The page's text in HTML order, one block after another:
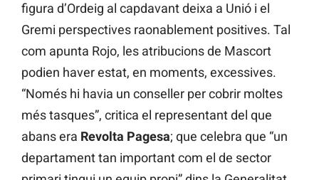
figura d’Ordeig al capdavant deixa a Unió i el
Gremi perspectives raonablement positives. Tal
com apunta Rojo, les atribucions de Mascort
podien haver estat, en moments, excessives.
“Només hi havia un conseller per cobrir moltes
més tasques”, critica el representant del que
abans era Revolta Pagesa; que celebra que “un
departament tan important com el de sector